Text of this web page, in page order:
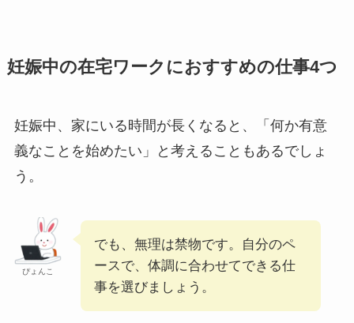
妊娠中の在宅ワークにおすすめの仕事4つ
妊娠中、家にいる時間が長くなると、「何か有意
義なことを始めたい」と考えることもあるでしょ
う。
ぴょんこ
でも、無理は禁物です。自分のペ
ースで、体調に合わせてできる仕
事を選びましょう。